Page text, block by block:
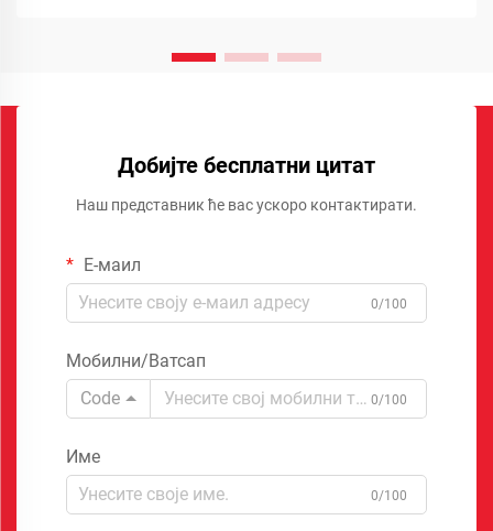
Добијте бесплатни цитат
Наш представник ће вас ускоро контактирати.
Е-маил
0/100
Мобилни/Ватсап
Code
0/100
Име
0/100